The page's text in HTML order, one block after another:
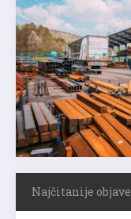
Najčitanije objave